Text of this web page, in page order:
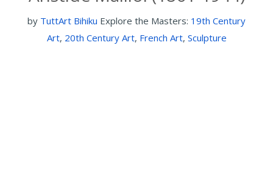
by TuttArt Bihiku Explore the Masters: 19th Century
Art, 20th Century Art, French Art, Sculpture